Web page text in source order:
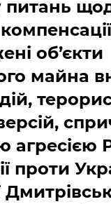
питань
об’єкти
майна
проти